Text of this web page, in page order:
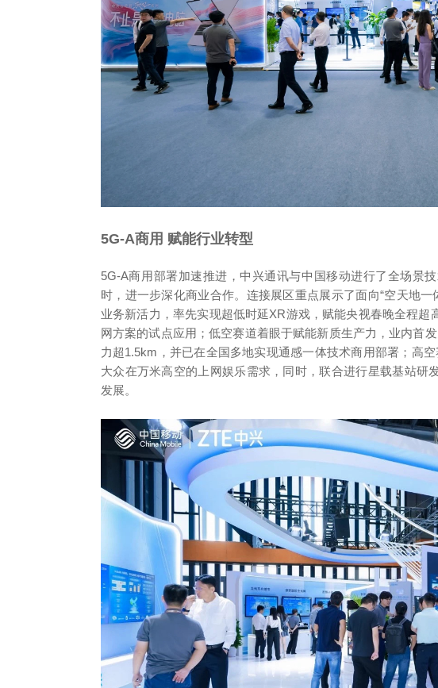
5G-A商用 赋能行业转型
5G-A商用部署加速推进，中兴通讯与中国移动进行了全场景
时，进一步深化商业合作。连接展区重点展示了面向“空天地
业务新活力，率先实现超低时延XR游戏，赋能央视春晚全程超
网方案的试点应用；低空赛道着眼于赋能新质生产力，业内首
力超1.5km，并已在全国多地实现通感一体技术商用部署；高
大众在万米高空的上网娱乐需求，同时，联合进行星载基站研
发展。